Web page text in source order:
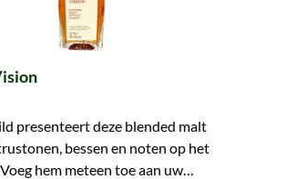
presenteert deze blended malt
bessen en noten op het
hem meteen toe aan uw